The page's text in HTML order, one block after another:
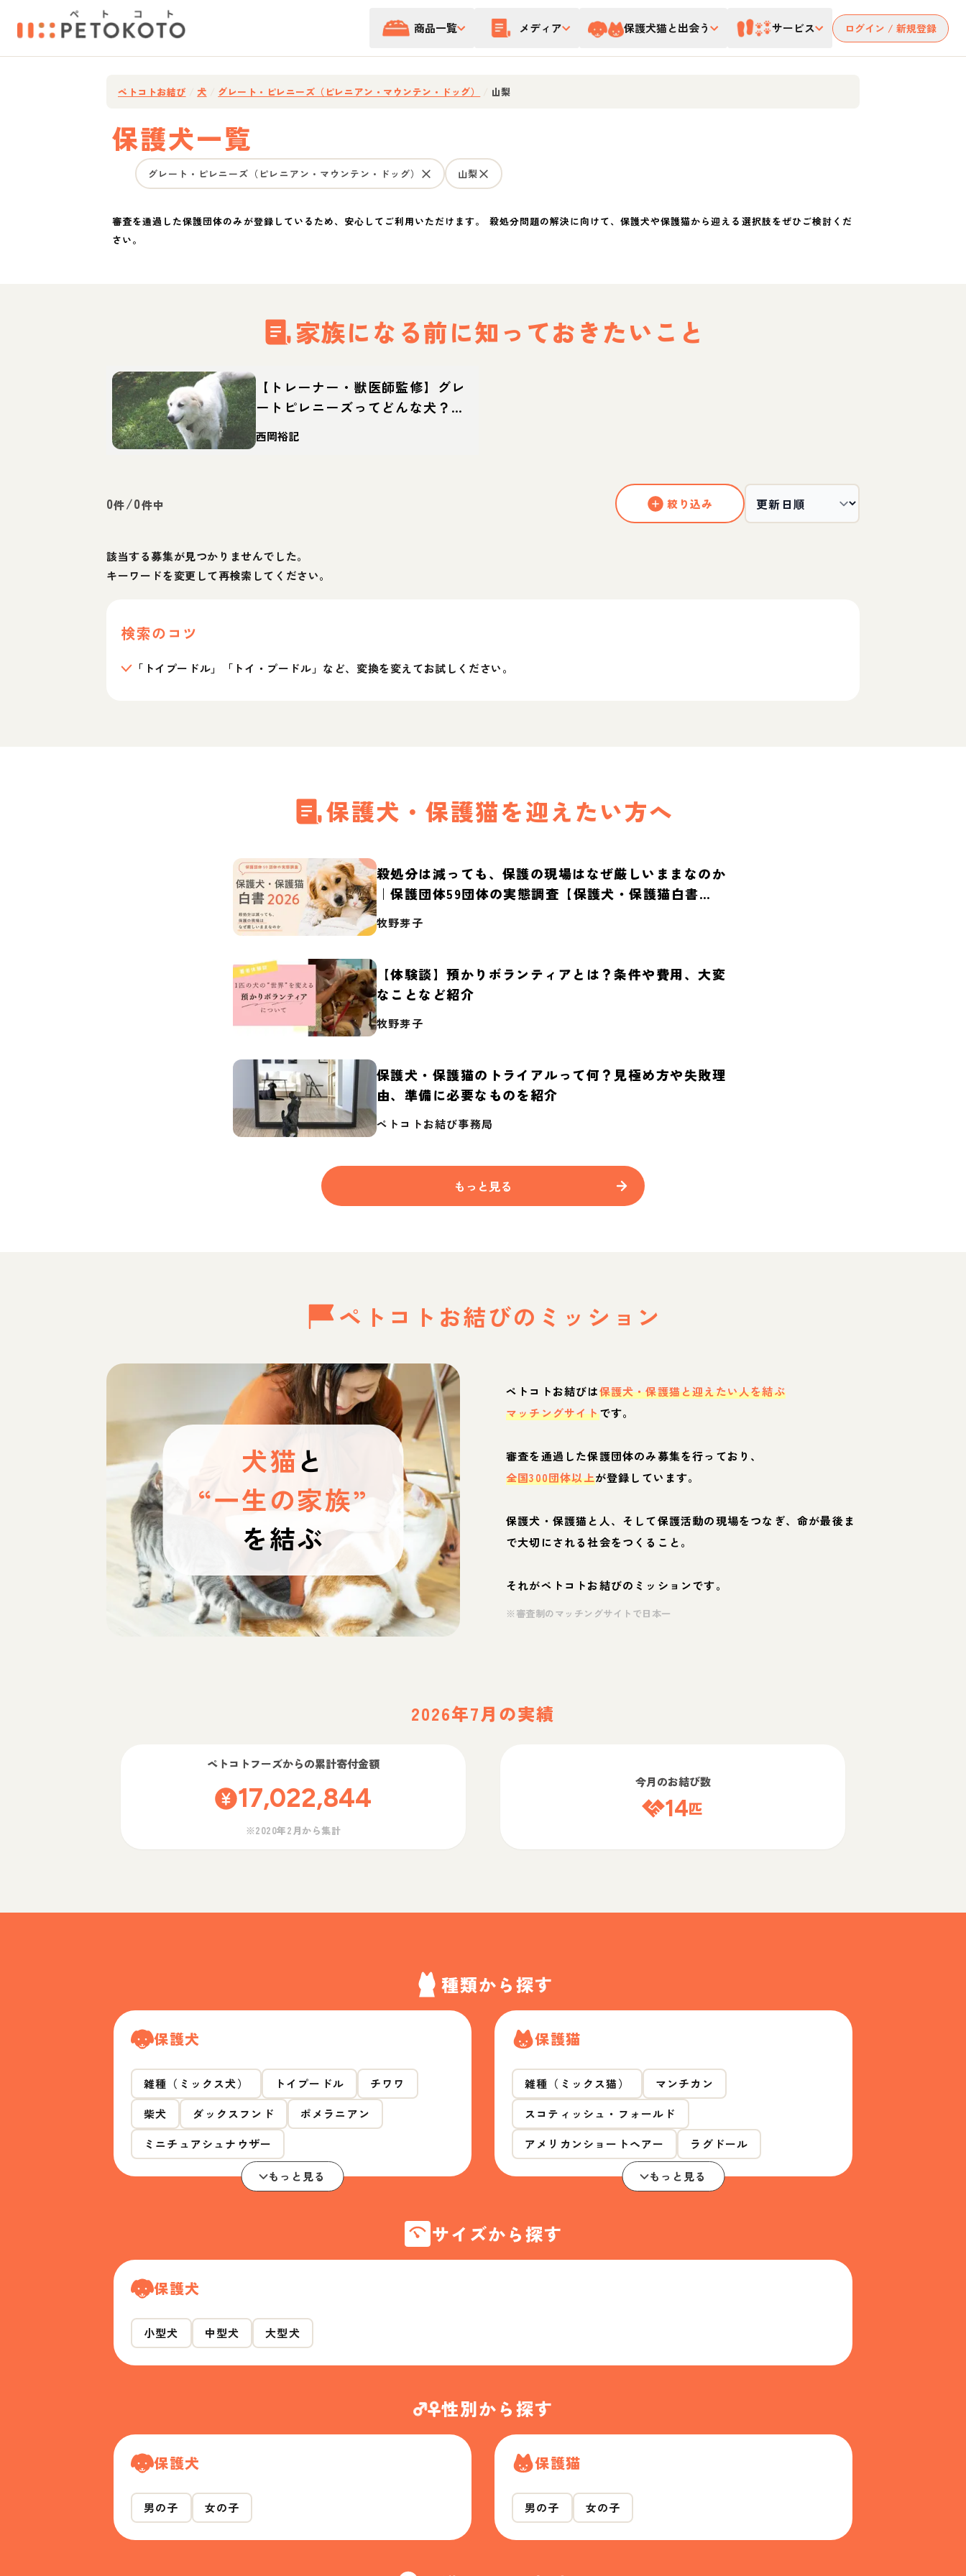
商品一覧 メディア 保護犬猫と出会う サービス ログイン / 新規登録
ペトコトお結び 犬 グレート・ピレニーズ（ピレニアン・マウンテン・ドッグ） 山梨
保護犬一覧
グレート・ピレニーズ（ピレニアン・マウンテン・ドッグ） 山梨
審査を通過した保護団体のみが登録しているため、安心してご利用いただけます。 殺処分問題の解決に向けて、保護犬や保護猫から迎える選択肢をぜひご検討くだ
さい。
家族になる前に知っておきたいこと
【トレーナー・獣医師監修】グレ
ートピレニーズってどんな犬？性
格・特徴・育て方・迎え方
西岡裕記
0件/0件中 絞り込み
該当する募集が見つかりませんでした。
キーワードを変更して再検索してください。
検索のコツ
「トイプードル」「トイ・プードル」など、変換を変えてお試しください。
保護犬・保護猫を迎えたい方へ
殺処分は減っても、保護の現場はなぜ厳しいままなのか
｜保護団体59団体の実態調査【保護犬・保護猫白書
2026】
牧野芽子
【体験談】預かりボランティアとは？条件や費用、大変
なことなど紹介
牧野芽子
保護犬・保護猫のトライアルって何？見極め方や失敗理
由、準備に必要なものを紹介
ペトコトお結び事務局
もっと見る
ペトコトお結びの ミッション
犬猫と
“一生の家族”
を結ぶ
ペトコトお結びは保護犬・保護猫と迎えたい人を結ぶ
マッチングサイトです。
審査を通過した保護団体のみ募集を行っており、
全国300団体以上が登録しています。
保護犬・保護猫と人、そして保護活動の現場をつなぎ、命が最後ま
で大切にされる社会をつくること。
それがペトコトお結びのミッションです。
※審査制のマッチングサイトで日本一
2026年7月の実績
ペトコトフーズからの累計寄付金額
17,022,844
※2020年2月から集計
今月のお結び数
14匹
種類から探す
保護犬
雑種（ミックス犬） トイプードル
チワワ
柴犬
ダックスフンド
ポメラニアン
ミニチュアシュナウザー
もっと見る
保護猫
雑種（ミックス猫）
マンチカン
スコティッシュ・フォールド
アメリカンショートヘアー
ラグドール
もっと見る
サイズから探す
保護犬
小型犬 中型犬 大型犬
性別から探す
保護犬
男の子 女の子
保護猫
男の子 女の子